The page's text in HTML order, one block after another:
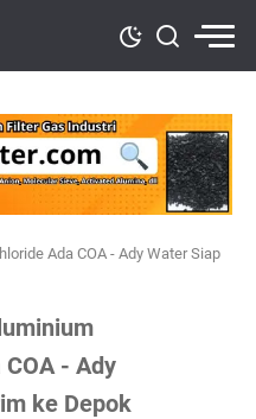
Ada COA - Ady Water Siap
- Ady
ke Depok